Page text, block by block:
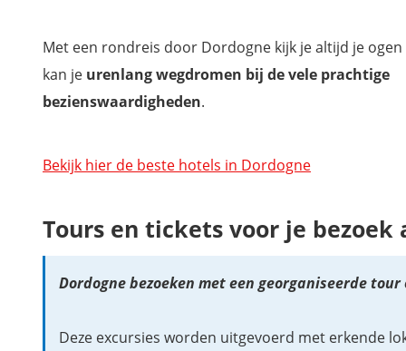
Met een rondreis door Dordogne kijk jealtijd je ogen
kan je urenlang wegdromen bij de vele prachtige
bezienswaardigheden.
Bekijk hier de beste hotels in Dordogne
Tours en tickets voor je bezoek
Dordogne bezoeken met een georganiseerde tour
Deze excursies worden uitgevoerd met erkende